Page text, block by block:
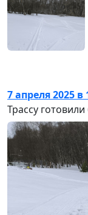
7 апреля 2025 в
Трассу